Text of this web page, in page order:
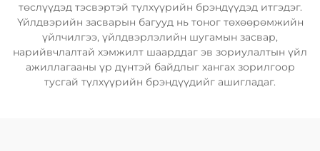
төслүүдэд тэсвэртэй түлхүүрийн брэндүүдэд итгэдэг.
Үйлдвэрийн засварын багууд нь тоног төхөөрөмжийн
үйлчилгээ, үйлдвэрлэлийн шугамын засвар,
нарийвчлалтай хэмжилт шаарддаг эв зориулалтын үйл
ажиллагааны үр дүнтэй байдлыг хангах зорилгоор
тусгай түлхүүрийн брэндүүдийг ашигладаг.